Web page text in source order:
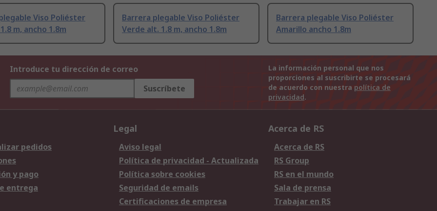
Viso Poliéster
m, ancho 1.8m
Barrera plegable Viso Poliéster
Verde alt. 1.8 m, ancho 1.8m
Barrera plegable Viso Poliéster
Amarillo ancho 1.8m
Introduce tu dirección de correo
Suscríbete
La información personal que nos
proporciones al suscribirte se procesará
de acuerdo con nuestra política de
privacidad.
pedidos
y pago
entrega
Legal
Aviso legal
Política de privacidad - Actualizada
Política sobre cookies
Seguridad de emails
Certificaciones de empresa
Acerca de RS
Acerca de RS
RS Group
RS en el mundo
Sala de prensa
Trabajar en RS